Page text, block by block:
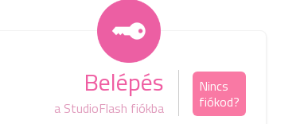
Belépés
a StudioFlash fiókba
Nincs
fiókod?